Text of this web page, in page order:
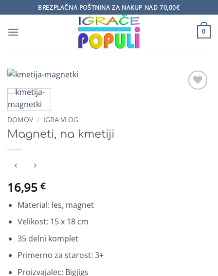
na
vsebino
BREZPLAČNA POŠTNINA ZA NAKUP NAD 70,00€
0
DOMOV / IGRA VLOG
Magneti, na kmetiji
16,95 €
Material: les, magnet
Velikost: 15 x 18 cm
35 delni komplet
Primerno za starost: 3+
Proizvajalec: Bigjigs